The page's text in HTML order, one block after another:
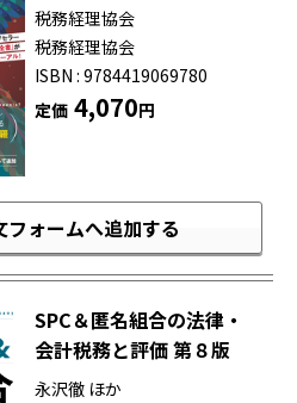
税務経理協会
税務経理協会
ISBN : 9784419069780
定価4,070円
フォームへ追加する
SPC＆匿名組合の法律・
会計税務と評価 第８版
永沢徹 ほか